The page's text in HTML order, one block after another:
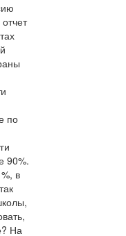
по
90%.
в
На